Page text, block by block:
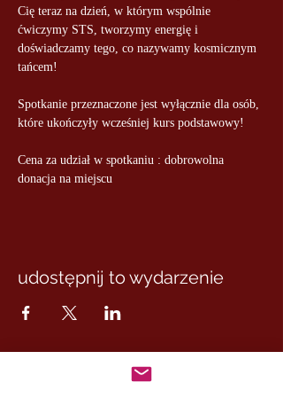
Cię teraz na dzień, w którym wspólnie
ćwiczymy STS, tworzymy energię i
doświadczamy tego, co nazywamy kosmicznym
tańcem!
Spotkanie przeznaczone jest wyłącznie dla osób,
które ukończyły wcześniej kurs podstawowy!
Cena za udział w spotkaniu : dobrowolna
donacja na miejscu
udostępnij to wydarzenie
MASTER MARCUS